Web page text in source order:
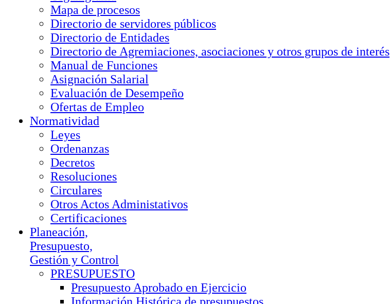
Mapa de procesos
Directorio de servidores públicos
Directorio de Entidades
Directorio de Agremiaciones, asociaciones y otros grupos de interés
Manual de Funciones
Asignación Salarial
Evaluación de Desempeño
Ofertas de Empleo
Normatividad
Leyes
Ordenanzas
Decretos
Resoluciones
Circulares
Otros Actos Administativos
Certificaciones
Planeación,
Presupuesto,
Gestión y Control
PRESUPUESTO
Presupuesto Aprobado en Ejercicio